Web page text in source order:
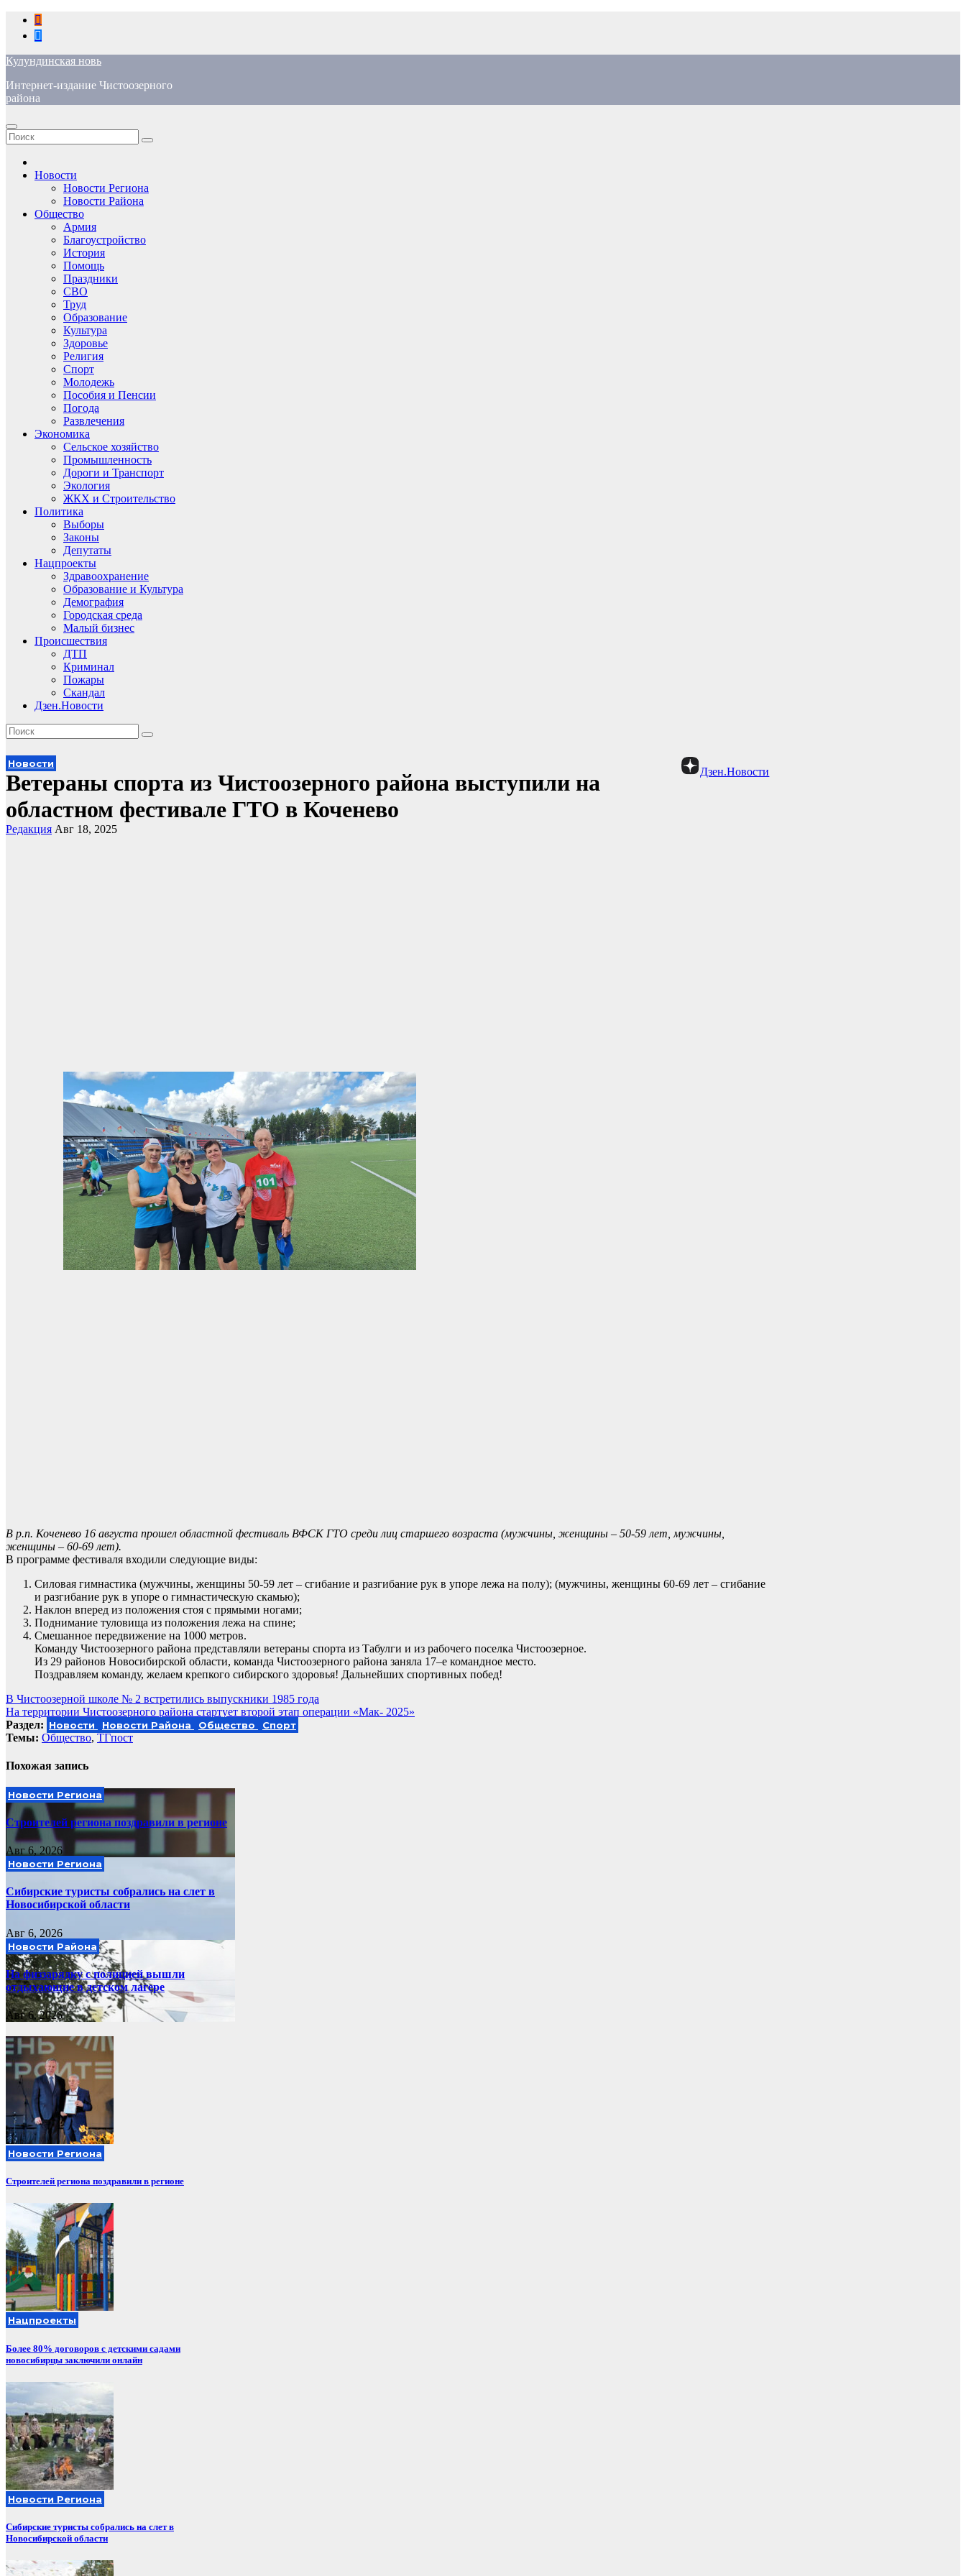
Перейти
содержимому
Кулундинская новь
Интернет-издание Чистоозерного
района
Новости
Новости Региона
Новости Района
Общество
Армия
Благоустройство
История
Помощь
Праздники
СВО
Труд
Образование
Культура
Здоровье
Религия
Спорт
Молодежь
Пособия и Пенсии
Погода
Развлечения
Экономика
Сельское хозяйство
Промышленность
Дороги и Транспорт
Экология
ЖКХ и Строительство
Политика
Выборы
Законы
Депутаты
Нацпроекты
Здравоохранение
Образование и Культура
Демография
Городская среда
Малый бизнес
Происшествия
ДТП
Криминал
Пожары
Скандал
Дзен.Новости
Дзен.Новости
Новости
Ветераны спорта из Чистоозерного района выступили на
областном фестивале ГТО в Коченево
Редакция Авг 18, 2025
В р.п. Коченево 16 августа прошел областной фестиваль ВФСК ГТО среди лиц старшего возраста (мужчины, женщины – 50-59 лет, мужчины,
женщины – 60-69 лет).
В программе фестиваля входили следующие виды:
Силовая гимнастика (мужчины, женщины 50-59 лет – сгибание и разгибание рук в упоре лежа на полу); (мужчины, женщины 60-69 лет – сгибание
и разгибание рук в упоре о гимнастическую скамью);
Наклон вперед из положения стоя с прямыми ногами;
Поднимание туловища из положения лежа на спине;
Смешанное передвижение на 1000 метров.
Команду Чистоозерного района представляли ветераны спорта из Табулги и из рабочего поселка Чистоозерное.
Из 29 районов Новосибирской области, команда Чистоозерного района заняла 17–е командное место.
Поздравляем команду, желаем крепкого сибирского здоровья! Дальнейших спортивных побед!
Навигация
по
записям
В Чистоозерной школе № 2 встретились выпускники 1985 года
На территории Чистоозерного района стартует второй этап операции «Мак- 2025»
Раздел: Новости Новости Района Общество Спорт
Темы: Общество, ТГпост
Похожая запись
Новости Региона
Строителей региона поздравили в регионе
Авг 6, 2026
Новости Региона
Сибирские туристы собрались на слет в
Новосибирской области
Авг 6, 2026
Новости Района
На физзарядку с полицией вышли
отдыхающие в детском лагере
Авг 6, 2026
Новости Региона
Строителей региона поздравили в регионе
Нацпроекты
Более 80% договоров с детскими садами
новосибирцы заключили онлайн
Новости Региона
Сибирские туристы собрались на слет в
Новосибирской области